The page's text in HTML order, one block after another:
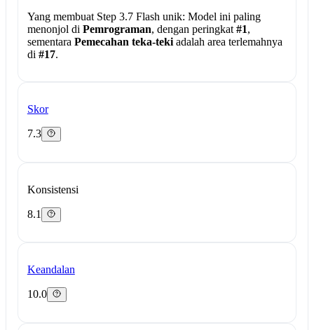
Yang membuat Step 3.7 Flash unik: Model ini paling
menonjol di Pemrograman, dengan peringkat #1,
sementara Pemecahan teka-tekiadalah area terlemahnya
di #17.
Skor
7.3
Konsistensi
8.1
Keandalan
10.0